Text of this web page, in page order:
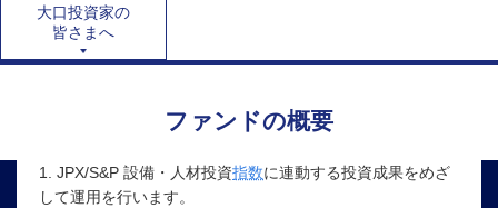
大口投資家の
皆さまへ
ファンドの概要
1. JPX/S&P 設備・人材投資指数に連動する投資成果をめざ
して運用を行います。